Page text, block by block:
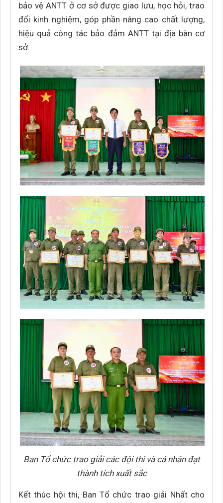
bảo vệ ANTT ở cơ sở được giao lưu, học hỏi, trao
đổi kinh nghiệm, góp phần nâng cao chất lượng,
hiệu quả công tác bảo đảm ANTT tại địa bàn cơ
sở.
Ban Tổ chức trao giải các đội thi và cá nhân đạt
thành tích xuất sắc
Kết thúc hội thi, Ban Tổ chức trao giải Nhất cho